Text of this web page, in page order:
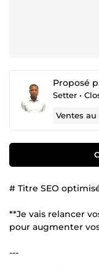
Proposé
Ventes
# Titre SEO
**Je vais relancer
pour augmenter
---